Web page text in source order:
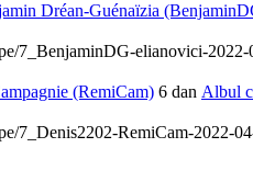
Dréan-Guénaïzia
7_BenjaminDG-elianovici-2022-
(RemiCam) 6 dan Albul
7_Denis2202-RemiCam-2022-